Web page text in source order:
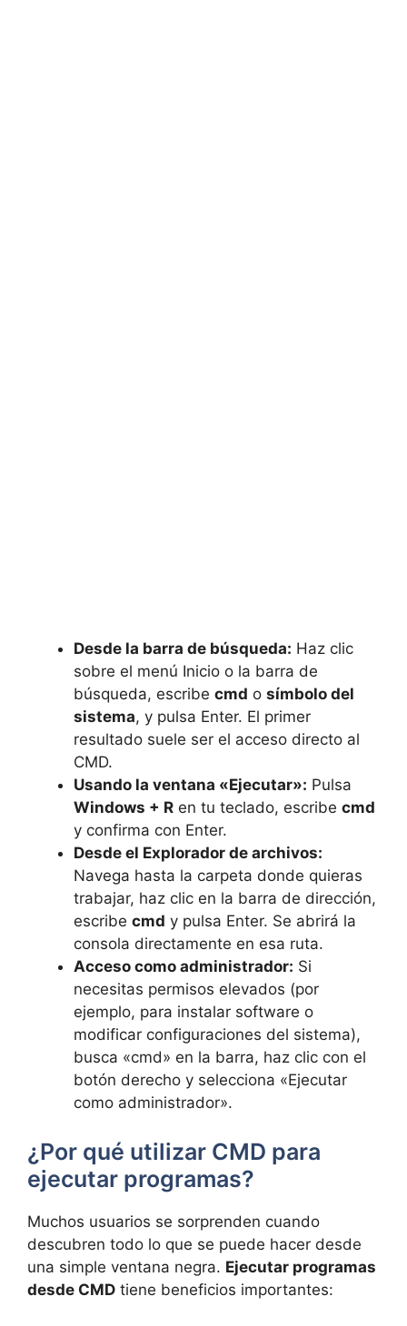
Desde la barra de búsqueda: Haz clic
sobre el menú Inicio o la barra de
búsqueda, escribe cmd o símbolo del
sistema, y pulsa Enter. El primer
resultado suele ser el acceso directo al
CMD.
Usando la ventana «Ejecutar»: Pulsa
Windows + R en tu teclado, escribe cmd
y confirma con Enter.
Desde el Explorador de archivos:
Navega hasta la carpeta donde quieras
trabajar, haz clic en la barra de dirección,
escribe cmd y pulsa Enter. Se abrirá la
consola directamente en esa ruta.
Acceso como administrador: Si
necesitas permisos elevados (por
ejemplo, para instalar software o
modificar configuraciones del sistema),
busca «cmd» en la barra, haz clic con el
botón derecho y selecciona «Ejecutar
como administrador».
¿Por qué utilizar CMD para
ejecutar programas?
Muchos usuarios se sorprenden cuando
descubren todo lo que se puede hacer desde
una simple ventana negra. Ejecutar programas
desde CMD tiene beneficios importantes: